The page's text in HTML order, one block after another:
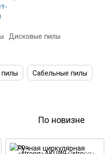
Дисковые пилы
Сабельные пилы
По новизне